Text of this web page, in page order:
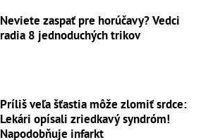
Neviete zaspať pre horúčavy? Vedci
radia 8 jednoduchých trikov
Príliš veľa šťastia môže zlomiť srdce:
Lekári opísali zriedkavý syndróm!
Napodobňuje infarkt